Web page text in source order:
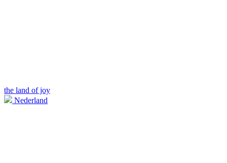
the land of joy
Nederland